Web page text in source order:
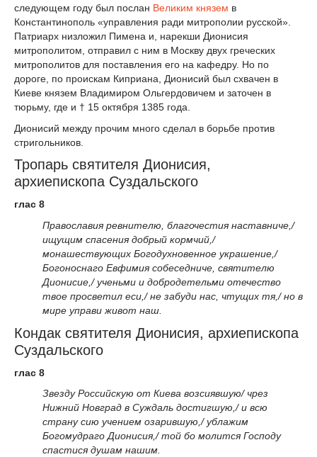
следующем году был послан Великим князем в
Константинополь «управления ради митрополии русской».
Патриарх низложил Пимена и, нарекши Дионисия
митрополитом, отправил с ним в Москву двух греческих
митрополитов для поставления его на кафедру. Но по
дороге, по проискам Киприана, Дионисий был схвачен в
Киеве князем Владимиром Ольгердовичем и заточен в
тюрьму, где и † 15 октября 1385 года.
Дионисий между прочим много сделал в борьбе против
стригольников.
Тропарь святителя Дионисия,
архиепископа Суздальского
глас 8
Православия ревнителю, благочестия наставниче,/
ищущим спасения добрый кормчий,/
монашествующих Богодухновенное украшение,/
Богоноснаго Евфимия собеседниче, святителю
Дионисие,/ ученьми и добродетельми отечество
твое просветил еси,/ не забуди нас, чтущих тя,/ но в
мире управи живот наш.
Кондак святителя Дионисия, архиепископа
Суздальского
глас 8
Звезду Российскую от Киева возсиявшую/ чрез
Нижний Новград в Суждаль достигшую,/ и всю
страну сию учением озарившую,/ ублажим
Богомудраго Дионисия,/ той бо молится Господу
спастися душам нашим.